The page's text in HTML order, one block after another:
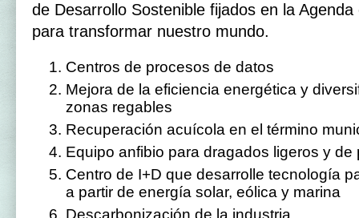
de Desarrollo Sostenible fijados en la
para transformar nuestro mundo.
Centros de procesos de datos
Mejora de la eficiencia energética y
zonas regables
Recuperación acuícola en el término
Equipo anfibio para dragados ligeros y de
Centro de I+D que desarrolle tecnología
a partir de energía solar, eólica y marina
Descarbonización de la industria